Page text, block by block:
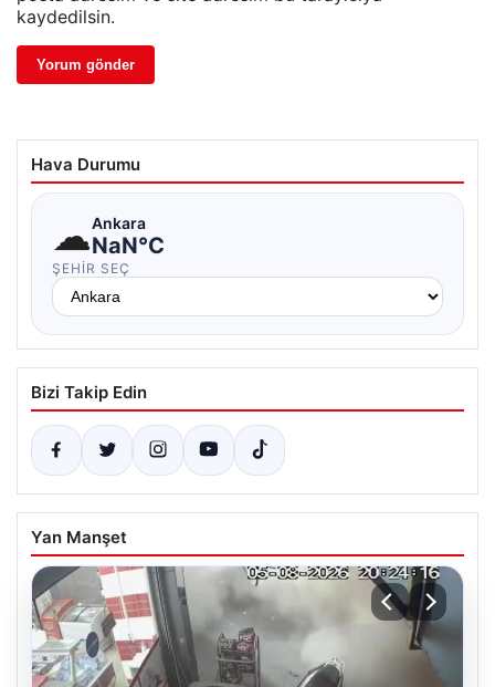
kaydedilsin.
Hava Durumu
☁Ankara
NaN°C
ŞEHIR SEÇ
Bizi Takip Edin
Yan Manşet